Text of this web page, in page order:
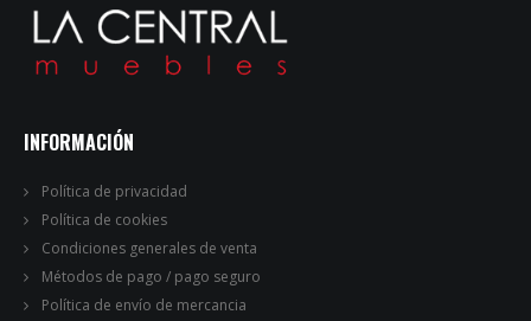
INFORMACIÓN
Política de privacidad
Política de cookies
Condiciones generales de venta
Métodos de pago / pago seguro
Política de envío de mercancia